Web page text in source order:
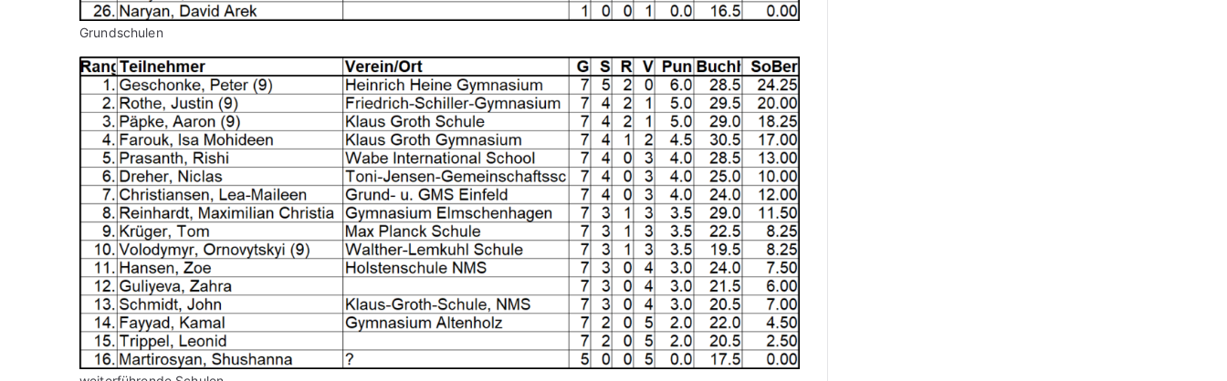
Grundschulen